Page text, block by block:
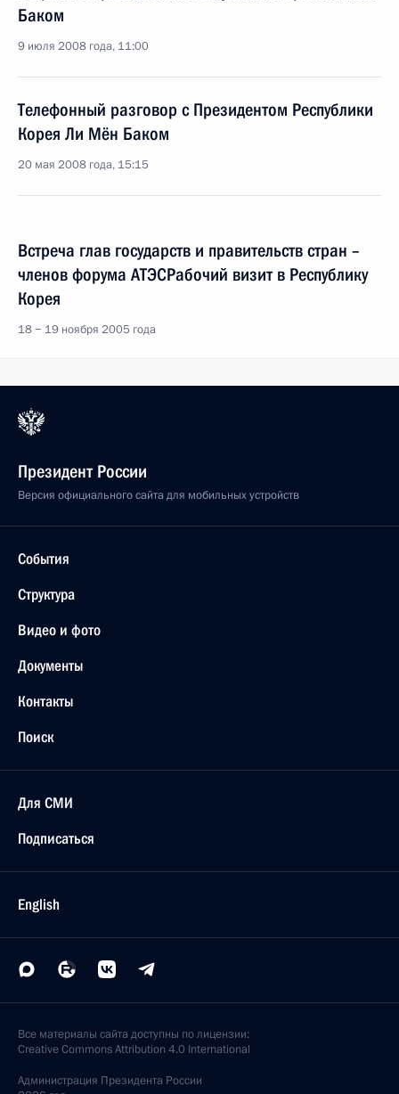
Баком
9 июля 2008 года, 11:00
Телефонный разговор с Президентом Республики
Корея Ли Мён Баком
20 мая 2008 года, 15:15
Встреча глав государств и правительств стран –
членов форума АТЭСРабочий визит в Республику
Корея
18 − 19 ноября 2005 года
Президент России
Версия официального сайта для мобильных устройств
События
Структура
Видео и фото
Документы
Контакты
Поиск
Для СМИ
Подписаться
English
Все материалы сайта доступны по лицензии:
Creative Commons Attribution 4.0 International
Администрация Президента России